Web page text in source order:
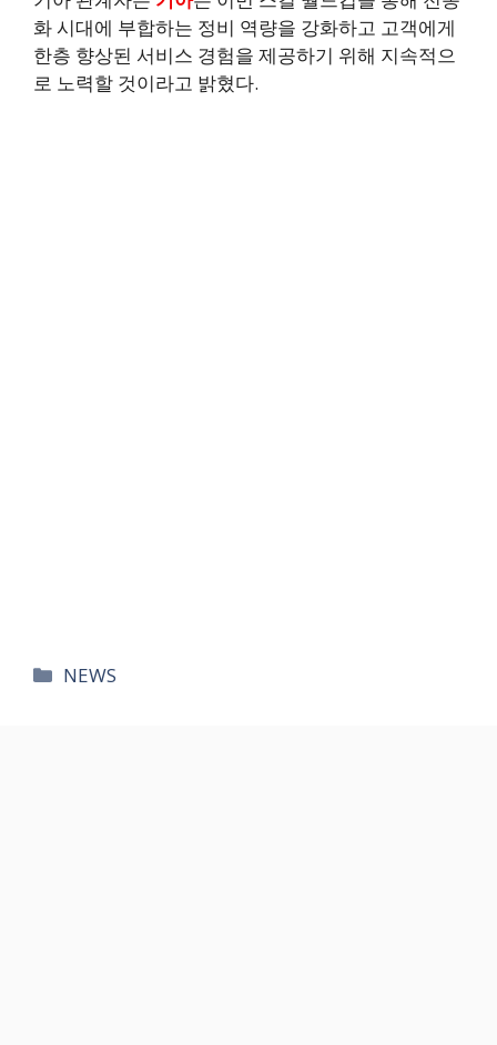
화 시대에 부합하는 정비 역량을 강화하고 고객에게
한층 향상된 서비스 경험을 제공하기 위해 지속적으
로 노력할 것이라고 밝혔다.
카
NEWS